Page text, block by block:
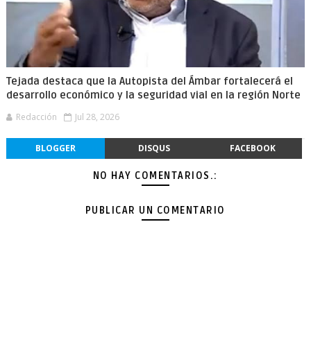
Tejada destaca que la Autopista del Ámbar fortalecerá el
desarrollo económico y la seguridad vial en la región Norte
Redacción Jul 28, 2026
BLOGGER DISQUS FACEBOOK
NO HAY COMENTARIOS.:
PUBLICAR UN COMENTARIO